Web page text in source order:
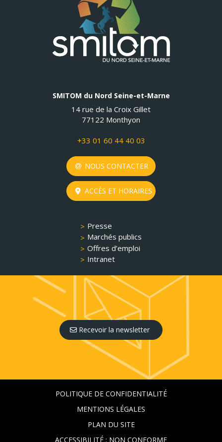
SMITOM du Nord Seine-et-Marne
14 rue de la Croix Gillet
77122 Monthyon
+33 01 60 44 40 03
NOUS CONTACTER
ACCÈS ET HORAIRES
Presse
Marchés publics
Offres d’emploi
Intranet
Recevoir la newsletter
POLITIQUE DE CONFIDENTIALITÉ
MENTIONS LÉGALES
PLAN DU SITE
ACCESSIBILITÉ : NON CONFORME